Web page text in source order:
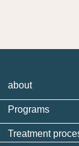
about
Programs
Treatment